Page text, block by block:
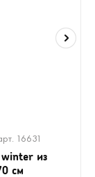
16631
из
см